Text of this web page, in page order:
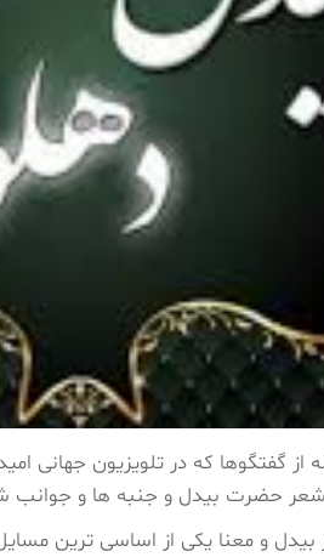
حضرت بیدل و جنبه ها و جوانب
و معنا یکی از اساسی ترین